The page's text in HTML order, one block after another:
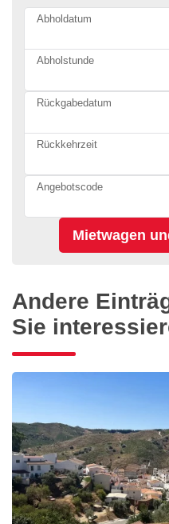
Abholdatum
Abholstunde
Rückgabedatum
Rückkehrzeit
Angebotscode
Andere
Sie